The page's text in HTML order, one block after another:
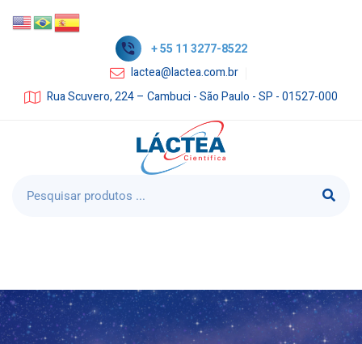
+ 55 11 3277-8522
lactea@lactea.com.br
Rua Scuvero, 224 – Cambuci - São Paulo - SP - 01527-000